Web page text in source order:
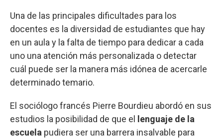
Una de las principales dificultades para los
docentes es la diversidad de estudiantes que hay
en un aula y la falta de tiempo para dedicar a cada
uno una atención más personalizada o detectar
cuál puede ser la manera más idónea de acercarle
determinado temario.
El sociólogo francés Pierre Bourdieu abordó en sus
estudios la posibilidad de que el
lenguaje de la
escuela pudiera ser una barrera insalvable para